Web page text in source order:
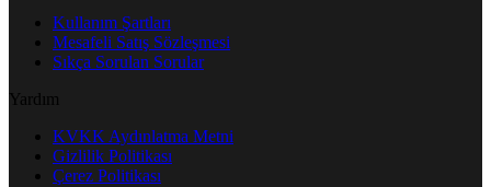
Kullanım Şartları
Mesafeli Satış Sözleşmesi
Sıkça Sorulan Sorular
Yardım
KVKK Aydınlatma Metni
Gizlilik Politikası
Çerez Politikası